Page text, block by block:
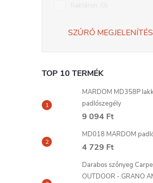
SZŰRŐ
TOP 10 TERMÉK
MARDOM MD358P
padlószegély
9 094 Ft
MD018 MARDOM
4 729 Ft
Darabos szőnyeg
OUTDOOR - GRANO